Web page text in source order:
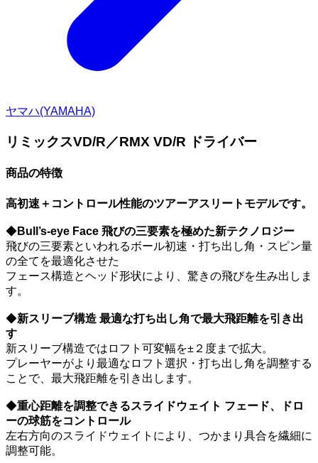
ヤマハ(YAMAHA)
リミックスVD/R／RMX VD/R ドライバー
商品の特徴
高初速＋コントロール性能のツアーアスリートモデルです。
◆Bull’s-eye Face 飛びの三要素を極めた新テクノロジー
飛びの三要素といわれるボール初速・打ち出し角・スピン量
の全てを最適化させた
フェース構造とヘッド形状により、驚きの飛びを生み出しま
す。
◆新スリーブ構造 最適な打ち出し角で最大飛距離を引き出
す
新スリーブ構造ではロフト可変幅を±２度まで拡大。
プレーヤーがより最適なロフト選択・打ち出し角を調整する
ことで、最大飛距離を引き出します。
◆重心距離を調整できるスライドウェイト フェード、ドロ
ーの球筋をコントロール
左右方向のスライドウェイトにより、つかまり具合を繊細に
調整可能。